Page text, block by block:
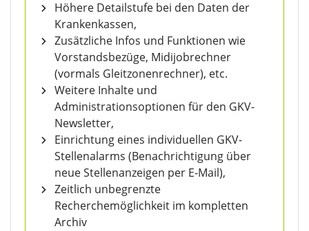
Höhere Detailstufe bei den Daten der
Krankenkassen,
Zusätzliche Infos und Funktionen wie
Vorstandsbezüge, Midijobrechner
(vormals Gleitzonenrechner), etc.
Weitere Inhalte und
Administrationsoptionen für den GKV-
Newsletter,
Einrichtung eines individuellen GKV-
Stellenalarms (Benachrichtigung über
neue Stellenanzeigen per E-Mail),
Zeitlich unbegrenzte
Recherchemöglichkeit im kompletten
Archiv